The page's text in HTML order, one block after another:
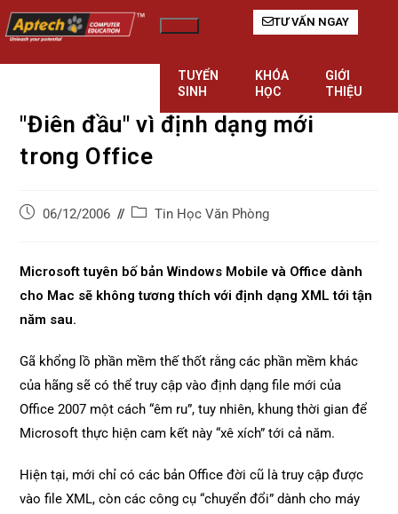
TUYỂN
SINH
KHÓA
HỌC
GIỚI
THIỆU
Hamburger Toggle Menu
TƯ VẤN NGAY
"Điên đầu" vì định dạng mới
trong Office
06/12/2006 Tin Học Văn Phòng
Microsoft tuyên bố bản Windows Mobile và Office dành
cho Mac sẽ không tương thích với định dạng XML tới tận
năm sau.
Gã khổng lồ phần mềm thế thốt rằng các phần mềm khác
của hãng sẽ có thể truy cập vào định dạng file mới của
Office 2007 một cách “êm ru”, tuy nhiên, khung thời gian để
Microsoft thực hiện cam kết này “xê xích” tới cả năm.
Hiện tại, mới chỉ có các bản Office đời cũ là truy cập được
vào file XML, còn các công cụ “chuyển đổi” dành cho máy